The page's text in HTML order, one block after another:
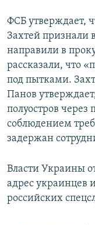
ФСБ утверждает,
Захтей признали
направили в
рассказали, что
под пытками.
Панов
полуостров
соблюдением
задержан
Власти Украины
адрес украинцев
российских